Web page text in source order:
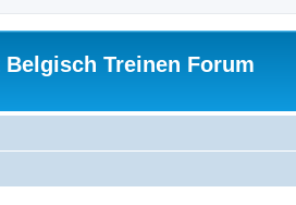
Belgisch Treinen Forum